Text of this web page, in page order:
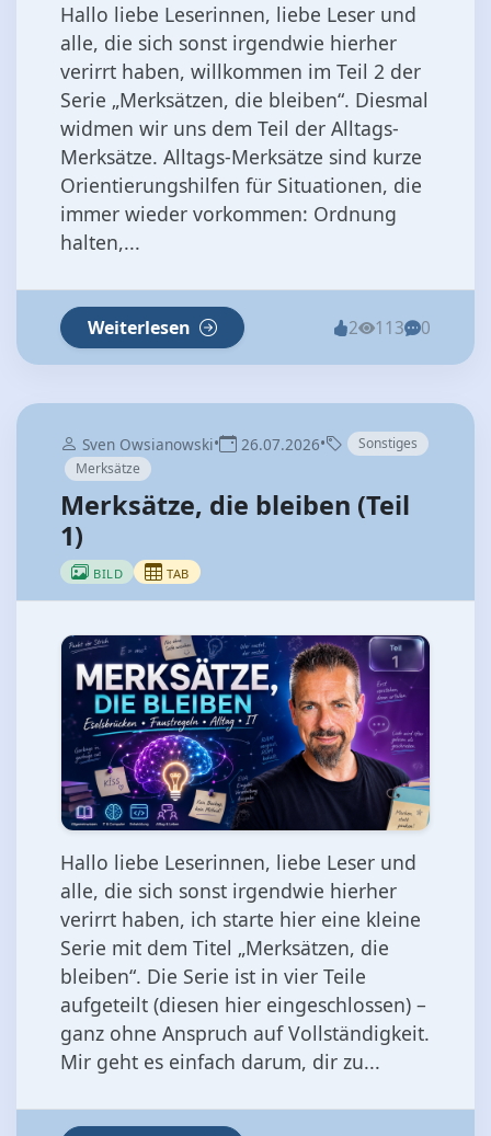
Hallo liebe Leserinnen, liebe Leser und
alle, die sich sonst irgendwie hierher
verirrt haben, willkommen im Teil 2 der
Serie „Merksätzen, die bleiben“. Diesmal
widmen wir uns dem Teil der Alltags-
Merksätze. Alltags-Merksätze sind kurze
Orientierungshilfen für Situationen, die
immer wieder vorkommen: Ordnung
halten,...
Weiterlesen 2 113 0
Sven Owsianowski• 26.07.2026•
Sonstiges
Merksätze
Merksätze, die bleiben (Teil
1)
BILD TAB
Hallo liebe Leserinnen, liebe Leser und
alle, die sich sonst irgendwie hierher
verirrt haben, ich starte hier eine kleine
Serie mit dem Titel „Merksätzen, die
bleiben“. Die Serie ist in vier Teile
aufgeteilt (diesen hier eingeschlossen) –
ganz ohne Anspruch auf Vollständigkeit.
Mir geht es einfach darum, dir zu...